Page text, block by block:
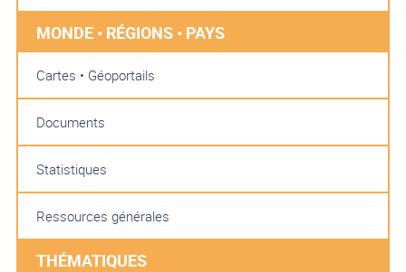
MONDE • RÉGIONS • PAYS
Cartes • Géoportails
Documents
Statistiques
Ressources générales
THÉMATIQUES